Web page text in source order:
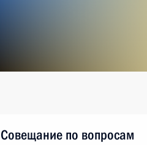
Совещание по вопросам